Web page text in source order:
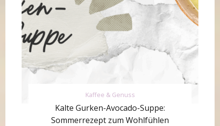
Kaffee & Genuss
Kalte Gurken-Avocado-Suppe:
Sommerrezept zum Wohlfühlen